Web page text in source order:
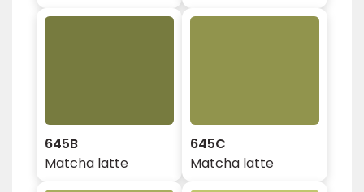
645B
Matcha latte
645C
Matcha latte